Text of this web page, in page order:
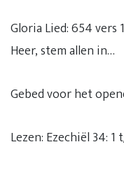
Gloria Lied: 654
Heer, stem allen in…
Gebed voor het
Lezen: Ezechiël 34: 1